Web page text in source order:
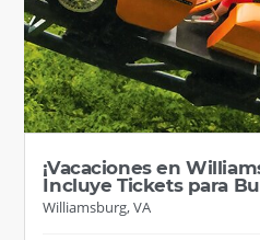
¡Vacaciones en
Incluye Tickets para
Williamsburg, VA